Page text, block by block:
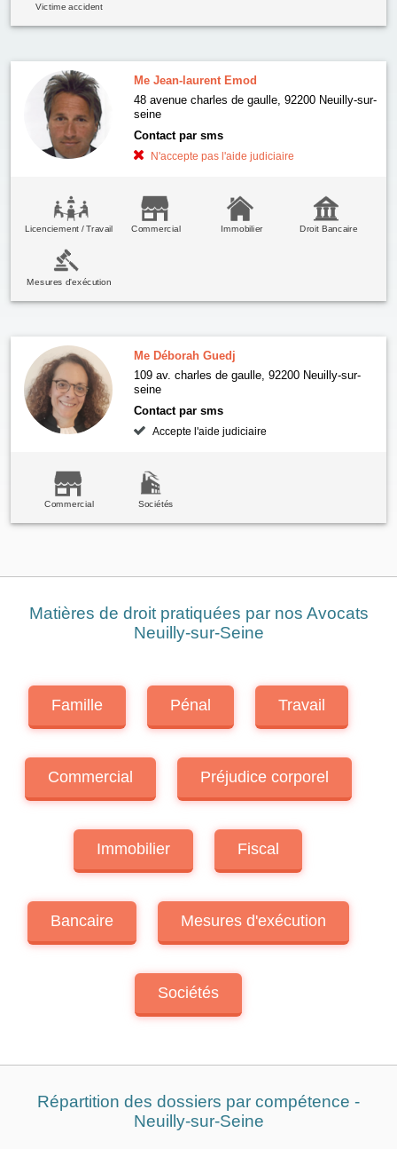
Victime accident
Me Jean-laurent Emod
48 avenue charles de gaulle, 92200 Neuilly-sur-
seine
Contact par sms
N'accepte pas l'aide judiciaire
Licenciement / Travail Commercial Immobilier Droit Bancaire
Mesures d'exécution
Me Déborah Guedj
109 av. charles de gaulle, 92200 Neuilly-sur-
seine
Contact par sms
Accepte l'aide judiciaire
Commercial Sociétés
Matières de droit pratiquées par nos Avocats
Neuilly-sur-Seine
Famille Pénal Travail
Commercial Préjudice corporel
Immobilier Fiscal
Bancaire Mesures d'exécution
Sociétés
Répartition des dossiers par compétence -
Neuilly-sur-Seine